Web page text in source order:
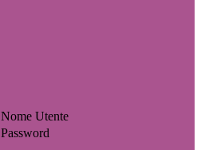
Nome Utente
Password